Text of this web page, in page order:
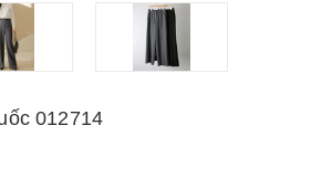
012714